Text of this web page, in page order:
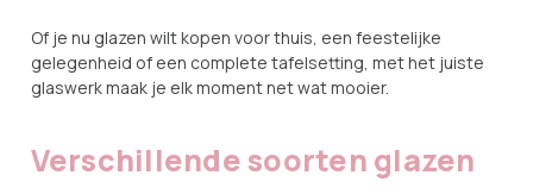
Of je nu glazen wilt kopen voor thuis, een feestelijke
gelegenheid of een complete tafelsetting, met het juiste
glaswerk maak je elk moment net wat mooier.
Verschillende soorten glazen